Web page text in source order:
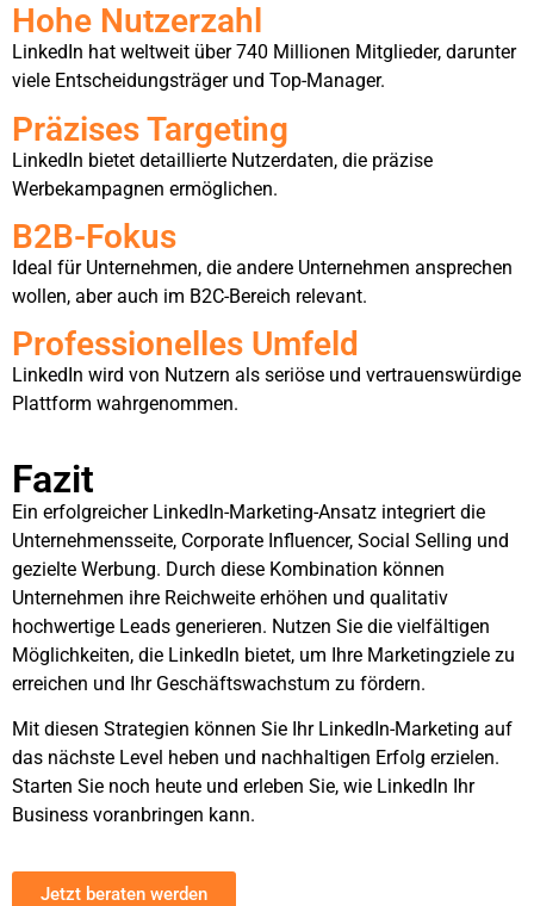
Hohe Nutzerzahl
LinkedIn hat weltweit über 740 Millionen Mitglieder, darunter
viele Entscheidungsträger und Top-Manager.
Präzises Targeting
LinkedIn bietet detaillierte Nutzerdaten, die präzise
Werbekampagnen ermöglichen.
B2B-Fokus
Ideal für Unternehmen, die andere Unternehmen ansprechen
wollen, aber auch im B2C-Bereich relevant.
Professionelles Umfeld
LinkedIn wird von Nutzern als seriöse und vertrauenswürdige
Plattform wahrgenommen.
Fazit
Ein erfolgreicher LinkedIn-Marketing-Ansatz integriert die
Unternehmensseite, Corporate Influencer, Social Selling und
gezielte Werbung. Durch diese Kombination können
Unternehmen ihre Reichweite erhöhen und qualitativ
hochwertige Leads generieren. Nutzen Sie die vielfältigen
Möglichkeiten, die LinkedIn bietet, um Ihre Marketingziele zu
erreichen und Ihr Geschäftswachstum zu fördern.
Mit diesen Strategien können Sie Ihr LinkedIn-Marketing auf
das nächste Level heben und nachhaltigen Erfolg erzielen.
Starten Sie noch heute und erleben Sie, wie LinkedIn Ihr
Business voranbringen kann.
Jetzt beraten werden